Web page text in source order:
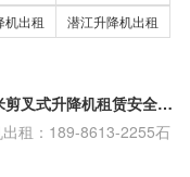
机出租
潜江升降机出租
郧县6米高空平台出租，郧西8米剪叉式升降机租赁安全可靠
租：189-8613-2255石